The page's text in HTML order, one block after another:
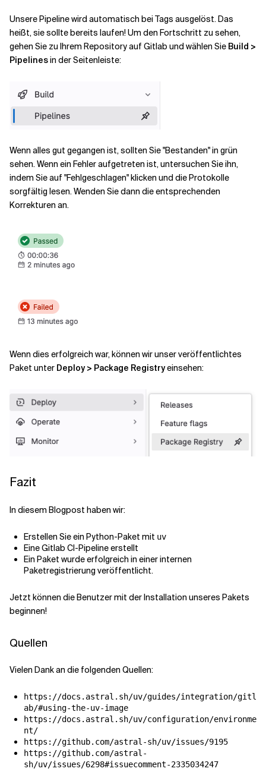
Unsere Pipeline wird automatisch bei Tags ausgelöst. Das
heißt, sie sollte bereits laufen! Um den Fortschritt zu sehen,
gehen Sie zu Ihrem Repository auf Gitlab und wählen Sie Build >
Pipelinesin der Seitenleiste:
Wenn alles gut gegangen ist, sollten Sie "Bestanden" in grün
sehen. Wenn ein Fehler aufgetreten ist, untersuchen Sie ihn,
indem Sie auf "Fehlgeschlagen" klicken und die Protokolle
sorgfältig lesen. Wenden Sie dann die entsprechenden
Korrekturen an.
Wenn dies erfolgreich war, können wir unser veröffentlichtes
Paket unter Deploy > Package Registryeinsehen:
Fazit
In diesem Blogpost haben wir:
Erstellen Sie ein Python-Paket mit uv
Eine Gitlab CI-Pipeline erstellt
Ein Paket wurde erfolgreich in einer internen
Paketregistrierung veröffentlicht.
Jetzt können die Benutzer mit der Installation unseres Pakets
beginnen!
Quellen
Vielen Dank an die folgenden Quellen:
https://docs.astral.sh/uv/guides/integration/gitl
ab/#using-the-uv-image
https://docs.astral.sh/uv/configuration/environme
nt/
https://github.com/astral-sh/uv/issues/9195
https://github.com/astral-
sh/uv/issues/6298#issuecomment-2335034247